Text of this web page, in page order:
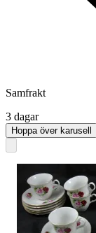
Samfrakt
3 dagar
Hoppa över karusell